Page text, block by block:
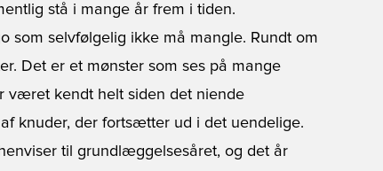
stå i mange år frem i tiden.
som selvfølgelig ikke må mangle. Rundt om
Det er et mønster som ses på mange
været kendt helt siden det niende
knuder, der fortsætter ud i det uendelige.
til grundlæggelsesåret, og det år